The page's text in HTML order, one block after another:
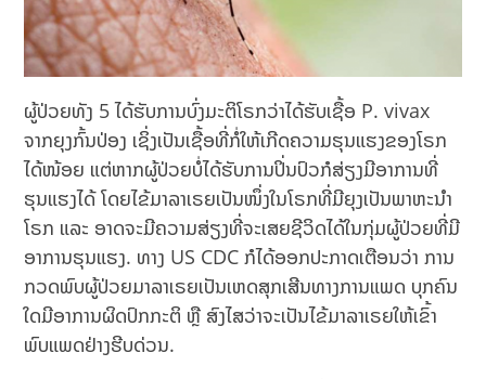
ຜູ້ປ່ວຍທັງ 5 ໄດ້ຮັບການບົ່ງມະຕິໂຣກວ່າໄດ້ຮັບເຊື້ອ P. vivax
ຈາກຍຸງກົ້ນປ່ອງ ເຊິ່ງເປັນເຊື້ອທີ່ກໍ່ໃຫ້ເກີດຄວາມຮຸນແຮງຂອງໂຣກ
ໄດ້ໜ້ອຍ ແຕ່ຫາກຜູ້ປ່ວຍບໍ່ໄດ້ຮັບການປິ່ນປົວກໍສ່ຽງມີອາການທີ່
ຮຸນແຮງໄດ້ ໂດຍໄຂ້ມາລາເຣຍເປັນໜຶ່ງໃນໂຣກທີ່ມີຍຸງເປັນພາຫະນຳ
ໂຣກ ແລະ ອາດຈະມີຄວາມສ່ຽງທີ່ຈະເສຍຊີວິດໄດ້ໃນກຸ່ມຜູ້ປ່ວຍທີ່ມີ
ອາການຮຸນແຮງ. ທາງ US CDC ກໍໄດ້ອອກປະກາດເຕືອນວ່າ ການ
ກວດພົບຜູ້ປ່ວຍມາລາເຣຍເປັນເຫດສຸກເສີນທາງການແພດ ບຸກຄົນ
ໃດມີອາການຜິດປົກກະຕິ ຫຼື ສົງໄສວ່າຈະເປັນໄຂ້ມາລາເຣຍໃຫ້ເຂົ້າ
ພົບແພດຢ່າງຮີບດ່ວນ.